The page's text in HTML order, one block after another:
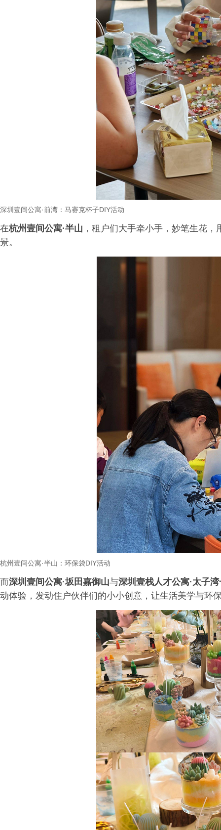
深圳壹间公寓·前湾：马赛克杯子DIY活动
在杭州壹间公寓·半山 ，租户们大手牵小手，妙笔生花
景。
杭州壹间公寓·半山：环保袋DIY活动
而深圳壹间公寓·坂田嘉御山与深圳壹栈人才公寓·太子
动体验，发动住户伙伴们的小小创意，让生活美学与环